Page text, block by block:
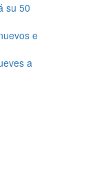
su 50
e
a